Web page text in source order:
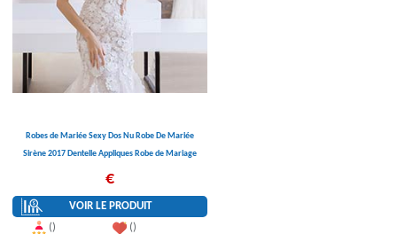
Robes de Mariée Sexy Dos Nu Robe De Mariée
Sirène 2017 Dentelle Appliques Robe de Mariage
€
VOIR LE PRODUIT
()
()